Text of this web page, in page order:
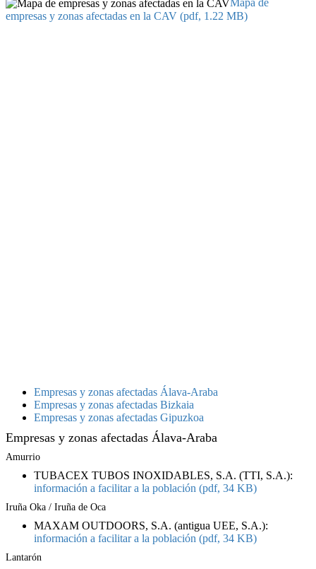
Mapa de
empresas y zonas afectadas en la CAV (pdf, 1.22 MB)
Empresas y zonas afectadas Álava-Araba
Empresas y zonas afectadas Bizkaia
Empresas y zonas afectadas Gipuzkoa
Empresas y zonas afectadas Álava-Araba
Amurrio
TUBACEX TUBOS INOXIDABLES, S.A. (TTI, S.A.):
información a facilitar a la población (pdf, 34 KB)
Iruña Oka / Iruña de Oca
MAXAM OUTDOORS, S.A. (antigua UEE, S.A.):
información a facilitar a la población (pdf, 34 KB)
Lantarón